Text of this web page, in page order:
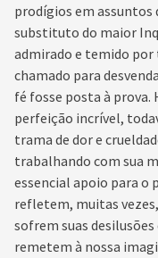
prodígios em assuntos
substituto do maior
admirado e temido por
chamado para
fé fosse posta à prova.
perfeição incrível,
trama de dor e
trabalhando com sua
essencial apoio para o
refletem, muitas
sofrem suas
remetem à nossa